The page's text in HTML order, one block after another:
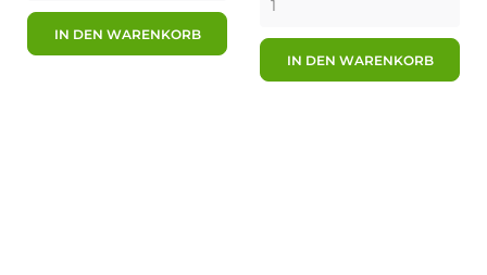
IN DEN WARENKORB
IN DEN WARENKORB